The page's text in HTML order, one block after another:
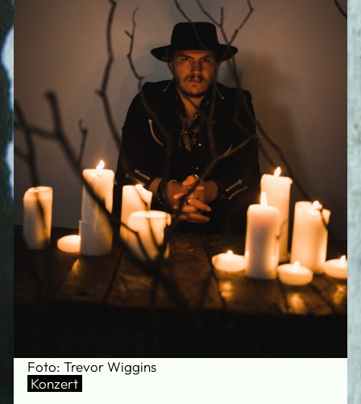
Foto: Trevor Wiggins
Konzert